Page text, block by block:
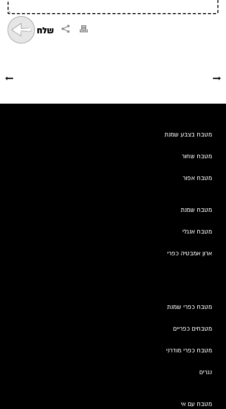
מטבח בצבע שמנת
מטבח שחור
מטבח אפור
מטבח שמנת
מטבח אנגלי
ארון אמבטיה כפרי
מטבח כפרי שמנת
מטבחים כפריים
מטבח כפרי מודרני
נגרים
מטבח עם אי